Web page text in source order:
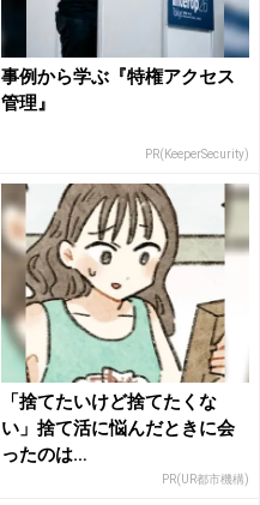
事例から学ぶ『特権アクセス
管理』
PR(KeeperSecurity)
「捨てたいけど捨てたくな
い」捨て活に悩んだときに会
ったのは…
PR(UR都市機構)